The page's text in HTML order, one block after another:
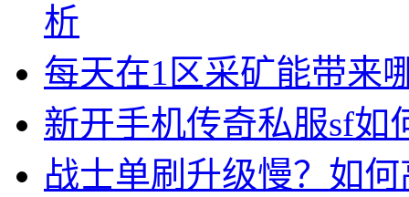
析
每天在1区采矿能带来
新开手机传奇私服sf如
战士单刷升级慢？如